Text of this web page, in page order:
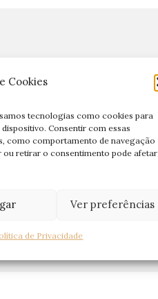
Cookies
tecnologias como cookies para
Consentir com essas
como comportamento de navegação
ou retirar o consentimento pode afetar
Ver preferências
de Privacidade